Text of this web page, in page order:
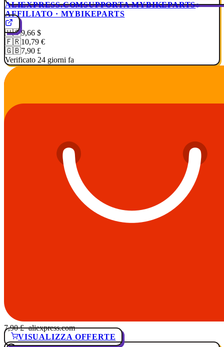
ALIEXPRESS.COMSUPPORTA MYBIKEPARTS
AFFILIATO · MYBIKEPARTS
🇺🇸9,66 $
🇫🇷10,79 €
🇬🇧7,90 £
Verificato 24 giorni fa
7,90 £· aliexpress.com
VISUALIZZA OFFERTE